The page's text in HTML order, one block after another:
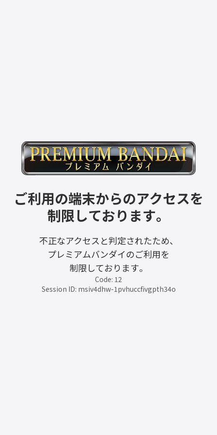
ご利用の端末からのアクセスを
制限しております。
不正なアクセスと判定されたため、
プレミアムバンダイのご利用を
制限しております。
Code: 12
Session ID: msiv4dhw-1pvhuccfivgpth34o